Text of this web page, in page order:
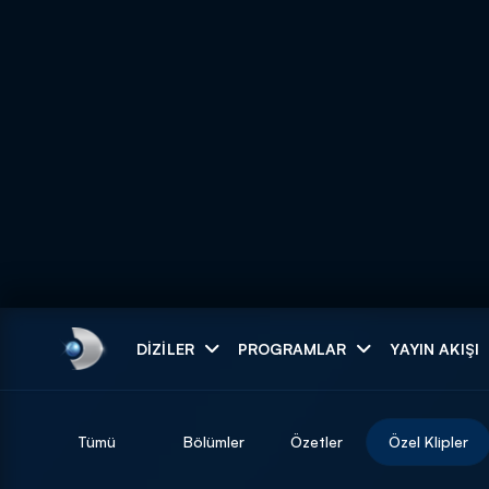
DIZILER PROGRAMLAR YAYIN AKIŞI
ARAMA SONUÇLARI
Tümü Bölümler Özetler Özel Klipler